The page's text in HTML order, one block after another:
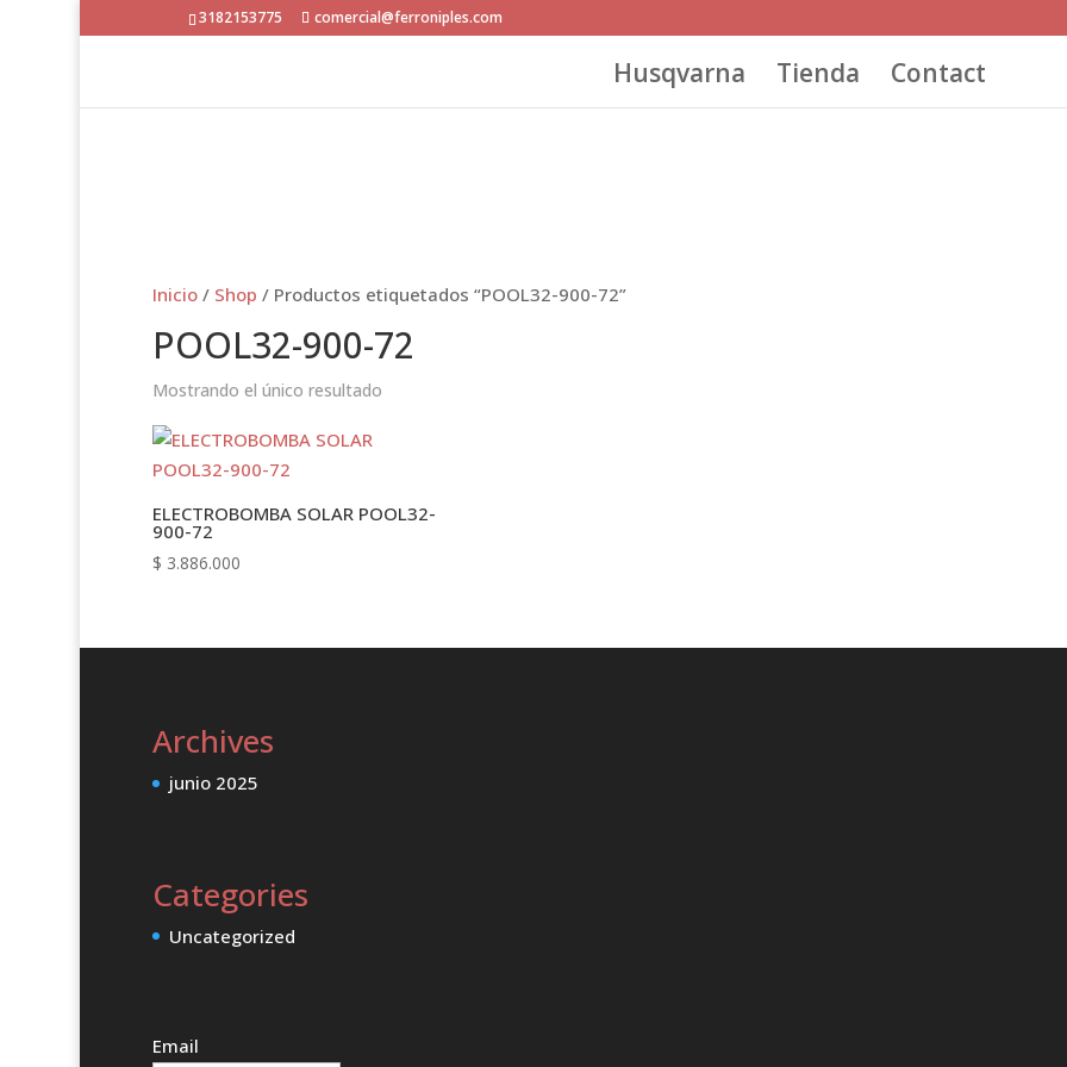
3182153775 comercial@ferroniples.com
Husqvarna Tienda Contact
Inicio/ Shop / Productos etiquetados “POOL32-900-72”
POOL32-900-72
Mostrando el único resultado
ELECTROBOMBA SOLAR POOL32-
900-72
$ 3.886.000
Archives
junio 2025
Categories
Uncategorized
Email